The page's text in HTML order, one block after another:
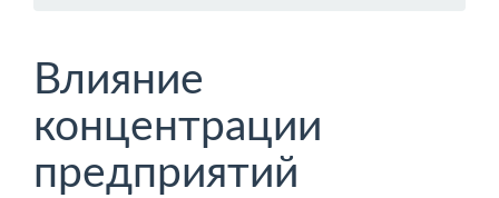
Влияние
концентрации
предприятий